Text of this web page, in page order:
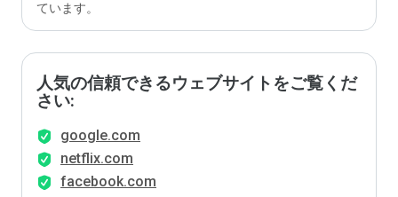
ています。
人気の信頼できるウェブサイトをご覧くだ
さい:
google.com
netflix.com
facebook.com